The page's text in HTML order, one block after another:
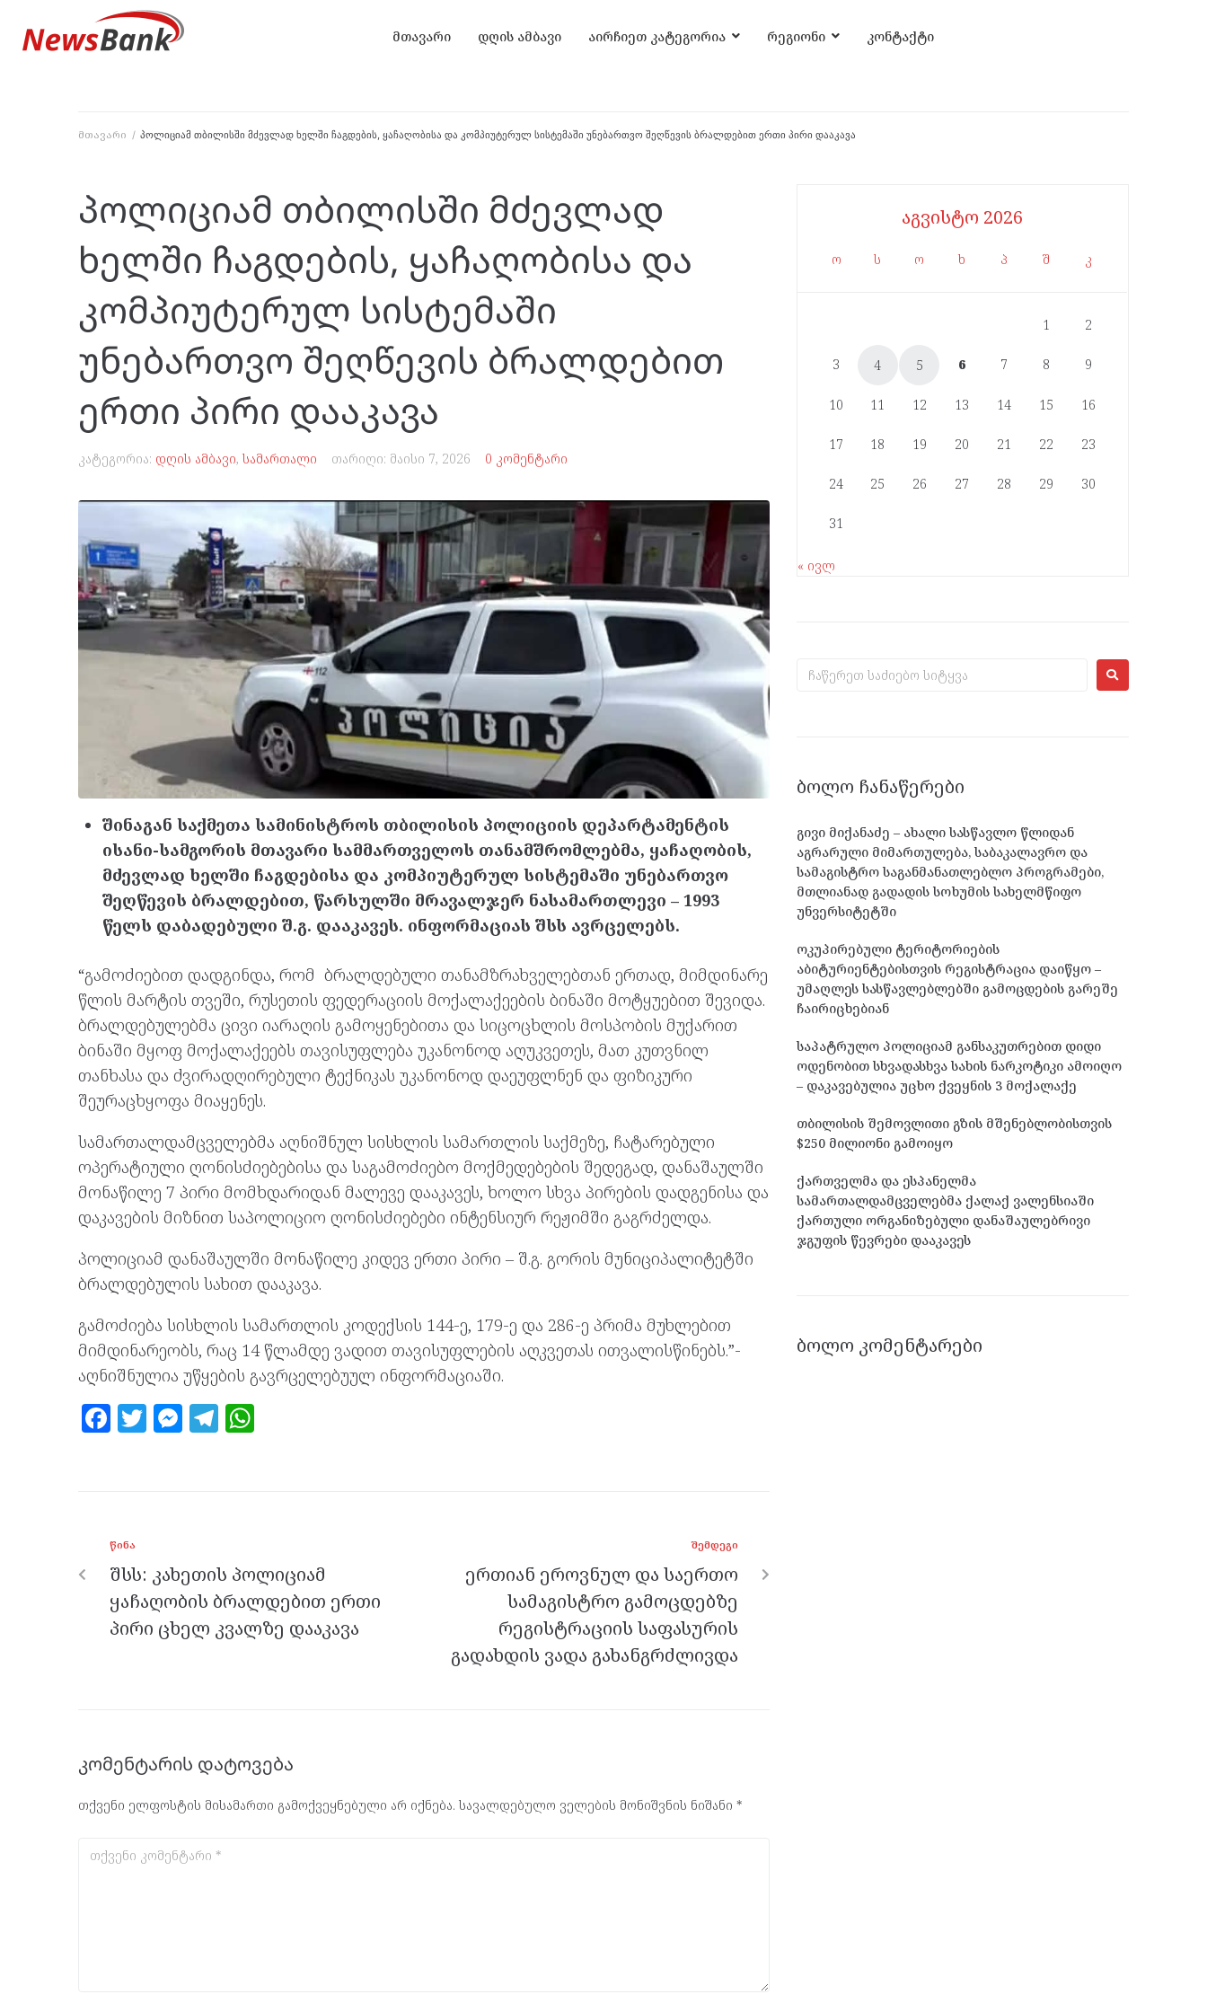
მთავარი დღის ამბავი აირჩიეთ კატეგორია რეგიონი კონტაქტი
მთავარი / პოლიციამ თბილისში მძევლად ხელში ჩაგდების, ყაჩაღობისა და კომპიუტერულ სისტემაში უნებართვო შეღწევის ბრალდებით ერთი პირი დააკავა
პოლიციამ თბილისში მძევლად
ხელში ჩაგდების, ყაჩაღობისა და
კომპიუტერულ სისტემაში
უნებართვო შეღწევის ბრალდებით
ერთი პირი დააკავა
კატეგორია: დღის ამბავი, სამართალი თარიღი: მაისი 7, 2026 0 კომენტარი
შინაგან საქმეთა სამინისტროს თბილისის პოლიციის დეპარტამენტის
ისანი-სამგორის მთავარი სამმართველოს თანამშრომლებმა, ყაჩაღობის,
მძევლად ხელში ჩაგდებისა და კომპიუტერულ სისტემაში უნებართვო
შეღწევის ბრალდებით, წარსულში მრავალჯერ ნასამართლევი – 1993
წელს დაბადებული შ.გ. დააკავეს. ინფორმაციას შსს ავრცელებს.
“გამოძიებით დადგინდა, რომ ბრალდებული თანამზრახველებთან ერთად, მიმდინარე
წლის მარტის თვეში, რუსეთის ფედერაციის მოქალაქეების ბინაში მოტყუებით შევიდა.
ბრალდებულებმა ცივი იარაღის გამოყენებითა და სიცოცხლის მოსპობის მუქარით
ბინაში მყოფ მოქალაქეებს თავისუფლება უკანონოდ აღუკვეთეს, მათ კუთვნილ
თანხასა და ძვირადღირებული ტექნიკას უკანონოდ დაეუფლნენ და ფიზიკური
შეურაცხყოფა მიაყენეს.
სამართალდამცველებმა აღნიშნულ სისხლის სამართლის საქმეზე, ჩატარებული
ოპერატიული ღონისძიებებისა და საგამოძიებო მოქმედებების შედეგად, დანაშაულში
მონაწილე 7 პირი მომხდარიდან მალევე დააკავეს, ხოლო სხვა პირების დადგენისა და
დაკავების მიზნით საპოლიციო ღონისძიებები ინტენსიურ რეჟიმში გაგრძელდა.
პოლიციამ დანაშაულში მონაწილე კიდევ ერთი პირი – შ.გ. გორის მუნიციპალიტეტში
ბრალდებულის სახით დააკავა.
გამოძიება სისხლის სამართლის კოდექსის 144-ე, 179-ე და 286-ე პრიმა მუხლებით
მიმდინარეობს, რაც 14 წლამდე ვადით თავისუფლების აღკვეთას ითვალისწინებს.”-
აღნიშნულია უწყების გავრცელებუულ ინფორმაციაში.
F
o
o
k
T M
er
T
m p
p
ᲬᲘᲜᲐ
შსს: კახეთის პოლიციამ
ყაჩაღობის ბრალდებით ერთი
პირი ცხელ კვალზე დააკავა
ᲨᲔᲛᲓᲔᲒᲘ
ერთიან ეროვნულ და საერთო
სამაგისტრო გამოცდებზე
რეგისტრაციის საფასურის
გადახდის ვადა გახანგრძლივდა
კომენტარის დატოვება
თქვენი ელფოსტის მისამართი გამოქვეყნებული არ იქნება. სავალდებულო ველების მონიშვნის ნიშანი *
აგვისტო 2026
ო ს ო ხ პ შ კ
1 2
3 4 5 6 7 8 9
10 11 12 13 14 15 16
17 18 19 20 21 22 23
24 25 26 27 28 29 30
31
« ივლ
ᲑᲝᲚᲝ ᲩᲐᲜᲐᲬᲔᲠᲔᲑᲘ
გივი მიქანაძე – ახალი სასწავლო წლიდან
აგრარული მიმართულება, საბაკალავრო და
სამაგისტრო საგანმანათლებლო პროგრამები,
მთლიანად გადადის სოხუმის სახელმწიფო
უნვერსიტეტში
ოკუპირებული ტერიტორიების
აბიტურიენტებისთვის რეგისტრაცია დაიწყო –
უმაღლეს სასწავლებლებში გამოცდების გარეშე
ჩაირიცხებიან
საპატრულო პოლიციამ განსაკუთრებით დიდი
ოდენობით სხვადასხვა სახის ნარკოტიკი ამოიღო
– დაკავებულია უცხო ქვეყნის 3 მოქალაქე
თბილისის შემოვლითი გზის მშენებლობისთვის
$250 მილიონი გამოიყო
ქართველმა და ესპანელმა
სამართალდამცველებმა ქალაქ ვალენსიაში
ქართული ორგანიზებული დანაშაულებრივი
ჯგუფის წევრები დააკავეს
ᲑᲝᲚᲝ ᲙᲝᲛᲔᲜᲢᲐᲠᲔᲑᲘ